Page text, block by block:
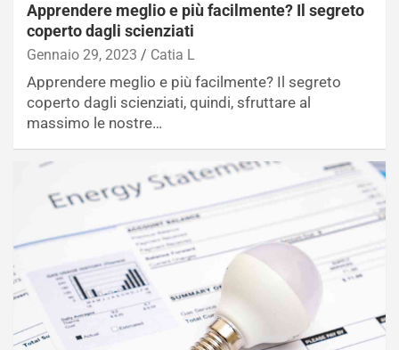
Apprendere meglio e più facilmente? Il segreto
coperto dagli scienziati
Gennaio 29, 2023 Catia L
Apprendere meglio e più facilmente? Il segreto
coperto dagli scienziati, quindi, sfruttare al
massimo le nostre…